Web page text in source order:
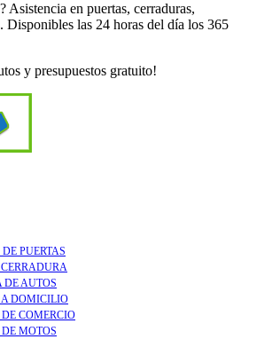
Asistencia en puertas, cerraduras,
Disponibles las 24 horas del día los 365
y presupuestos gratuito!
PUERTAS
DE AUTOS
A DOMICILIO
COMERCIO
MOTOS